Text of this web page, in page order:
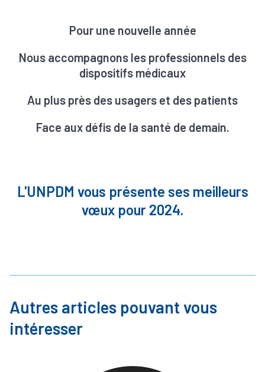
Pour une nouvelle année
Nous accompagnons les professionnels des
dispositifs médicaux
Au plus près des usagers et des patients
Face aux défis de la santé de demain.
L'UNPDM vous présente ses meilleurs
vœux pour 2024.
Autres articles pouvant vous
intéresser